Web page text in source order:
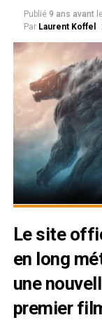
Publié 9 ans avant
Par Laurent Koffel
Le site
en long
une
premier